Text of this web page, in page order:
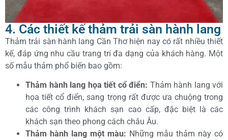
4. Các thiết kế thảm trải sàn hành lang
Thảm trải sàn hành lang Cần Thơ hiện nay có rất nhiều thiết
kế, đáp ứng nhu cầu trang trí đa dạng của khách hàng. Một
số mẫu thảm phổ biến bao gồm:
Thảm hành lang họa tiết cổ điển: Thảm hành lang với
họa tiết cổ điển, sang trọng rất được ưa chuộng trong
các công trình khách sạn cao cấp, đặc biệt là các
khách sạn theo phong cách châu Âu.
Thảm hành lang một màu: Những mẫu thảm này có